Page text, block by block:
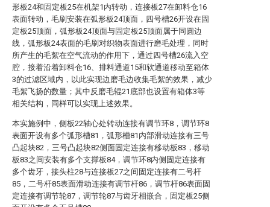
形板24和固定板25在机架1内转动，连接板27在卸料仓16
表面转动，毛刷安装在弧形板24顶面，四号槽26开设在固
定板25顶面，弧形板24顶面与固定板25顶面属于同圆边
线，弧形板24表面的毛刷对织物表面进行磨毛处理，同时
所产生的毛絮在空气流动的作用下，通过四号槽26流入空
腔，接着沿着卸料仓16、排料通道15和软通道移动至箱体
3的过滤区域内，以此实现边磨毛边收集毛絮的效果，减少
毛絮飞扬的数量；其中反磨毛辊21底部也设置有箱体3等
相关结构，同样可以实现上述效果。
本实施例中，侧板22轴心处转动连接有调节环8，调节环8
表面开设有多个弧形槽81，弧形槽81内部滑动连接有三号
凸起块82，三号凸起块82侧面固定连接有移动板83，移动
板83之间安装有多个支撑板84，调节环8内侧固定连接有
多个齿牙，接头柱28与连接板27之间固定连接有二号杆
85，二号杆85表面滑动连接有调节杆86，调节杆86表面固
定连接有调节轮87，调节轮87与齿牙相嵌合，固定板25侧